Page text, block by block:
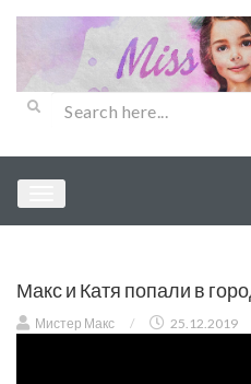
Макс и Катя попали в
Мистер Макс / 25.12.2019